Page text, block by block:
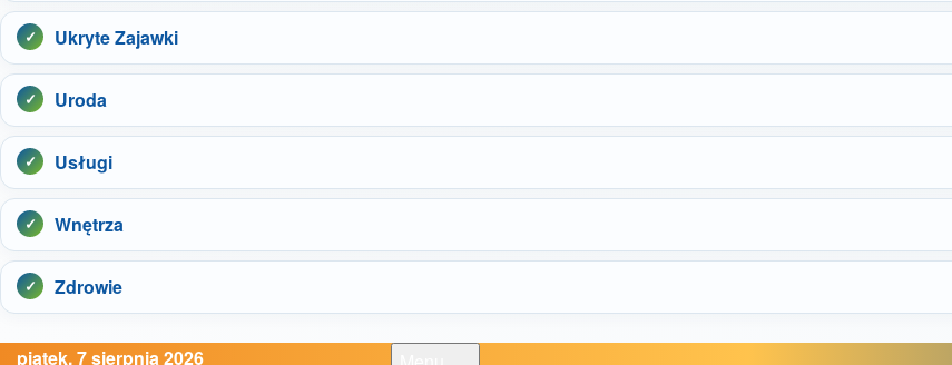
Ukryte Zajawki
Uroda
Usługi
Wnętrza
Zdrowie
piątek, 7 sierpnia 2026